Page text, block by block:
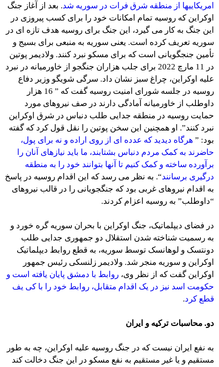
امریکاییها از منطقه شرق فرات در سوریه شد. بعد از آغاز جنگ
اوکراین که روسیه تمام امکانات خود را برای کسب پیروزی در
این جنگ به کار می گیرد، این جنگ برای روسیه هدف تازه ای در
سوریه تعریف کرده است. یعنی سوریه به منبعی برای بسیج و
تأمین جنجگویانی است که برای مسکو نبرد کنند. ولادیمر پوتین
در 11 مارچ 2022 برای جلب هزاران جنگجو از خاورمیانه در نبرد
علیه اوکراین، چراغ سبز نشان داد. سرگی شویگو وزیر دفاع
روسیه در جلسه شورای امنیت روسیه گفت که ” 16 هزار
داوطلب از خاورمیانه آمادگی دارند در صف نیروهای مورد
حمایت روسیه در منطقه جدایی طلب دنباس در شرق اوکراین
نبرد کنند”. او همچنین این سخن پوتین را نقل قول کرد که گفته
بود: ” هرگاه دیدید که عدده ای از روی اراده و نه برای پول،
حاضرند به کمک مردم دنباس بشتابند، ما باید نیازهای آنان را
برآورده ساخته و کمک کنیم تا آنها بتوانند خود را به منطقه
درگیری برسانند“. به نظر می رسد که این اقدام روسیه در پاسخ
به اقدام نیروهای غربی بود که جنگجویانی را در قالب نیروهای
“داوطلب” به روسیه اعزام کردند.
در فضای دیپلماتیک، جنگ اوکراین با بحران سوریه گره خورد و
به رسميت شناخته شدن استقلال دو جمهوری جدایی طلب
دونتسک و لوهانسک توسط سوریه، به قطع روابط دیپلماتیک
اوکراین و سوریه منجر شد. ولادیمر زلنسکی رئیس جمهور
اوکراین گفت که از نظر وی، روابط با دمشق پایان یافته است و
حکومت اسد نیز در یک اقدام متقابل، روابط خود را با کی یف
قطع کرد.
دو. محاسبات ترکیه و ایران
به نفع ایران نیست که در جنگ روسیه علیه اوکراین، چه به طور
مستقیم و یا غیر مستقیم به نفع مسکو در این جنگ دخالت کند